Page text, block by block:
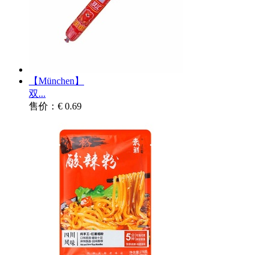
【München】
双...
售价：€ 0.69